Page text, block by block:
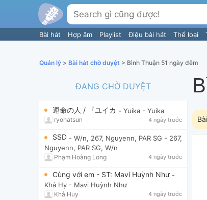
Bài hát Hợp âm Playlist Điệu bài hát Thể loại
Quản lý > Bài hát chờ duyệt > Bình Thuận 51 ngày đêm
ĐANG CHỜ DUYỆT
運命の人 / 『ユイカ - Yuika - Yuika
ryohatsun 4 ngày trước
SSD - W/n, 267, Nguyenn, PAR SG - 267,
Nguyenn, PAR SG, W/n
Phạm Hoàng Long 4 ngày trước
Cùng với em - ST: Mavi Huỳnh Như -
Khả Hy - Mavi Huỳnh Như
Khả Huy 4 ngày trước